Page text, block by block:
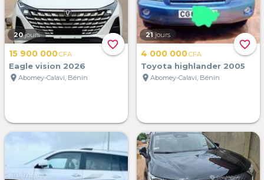
favorite_border
20 jours
15 900 000CFA
Eagle vision 2026
location_on Abomey-Calavi, Bénin
favorite_border
21 jours
4 000 000CFA
Toyota highlander 2005
location_on Abomey-Calavi, Bénin